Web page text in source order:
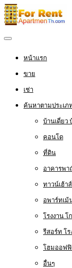
หน้าแรก
ขาย
เช่า
ค้นหาตามประเภ
บ้านเดี่ยว
คอนโด
ที่ดิน
อาคารพ
ทาวน์เฮ้า
อพาร์ทเม้
โรงงาน โ
รีสอร์ท โร
โฮมออฟ
อื่นๆ